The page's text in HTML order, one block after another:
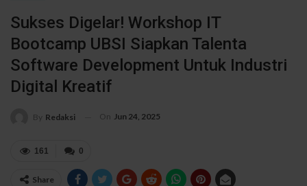
Sukses Digelar! Workshop IT
Bootcamp UBSI Siapkan Talenta
Software Development Untuk Industri
Digital Kreatif
By Redaksi On Jun 24, 2025
0
161
Share